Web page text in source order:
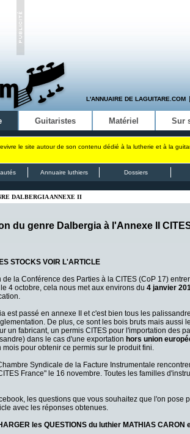
L'ANNUAIRE DE LAGUITARE.COM
Guitaristes Matériel Sur
le site autour de son contenu dédié à la lutherie et à la
Annuaire luthiers Dossiers
DALBERGIA ANNEXE II
du genre Dalbergia à l'Annexe II
STOCKS VOIR L'ARTICLE
la Conférence des Parties à la CITES (CoP 17)
4 octobre, cela nous met aux environs du 4 janvier
est passé en annexe II et c'est bien tous les
De plus, ce sont les bois bruts mais aussi
un fabricant, un permis CITES pour l'importation des
dans le cas d'une exportation hors union
pour obtenir ce permis sur le produit fini.
Syndicale de la Facture Instrumentale
France" le 16 novembre. Toutes les familles
les questions que vous souhaitez que l'on pose
avec les réponses obtenues.
les QUESTIONS du luthier MATHIAS CARON